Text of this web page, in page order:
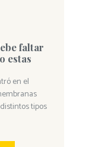
faltar
estas
en el
tipos